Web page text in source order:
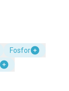
Fosfor